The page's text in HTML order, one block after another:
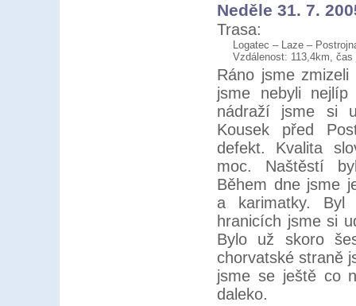
Neděle 31. 7.
Trasa:
Logatec – Laze –
Vzdálenost: 113,4km,
Ráno jsme
jsme nebyli
nádraží jsme si
Kousek před
defekt. Kvalita
moc. Naštěstí
Během dne jsme
a karimatky. Byl
hranicích jsme si
Bylo už skoro
chorvatské straně
jsme se ještě co
daleko.